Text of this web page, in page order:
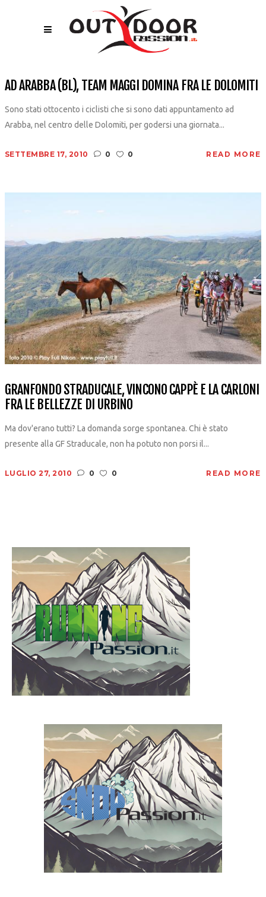
AD ARABBA (BL), TEAM MAGGI DOMINA FRA LE DOLOMITI
Sono stati ottocento i ciclisti che si sono dati appuntamento ad
Arabba, nel centro delle Dolomiti, per godersi una giornata...
SETTEMBRE 17, 2010 0 0 READ MORE
GRANFONDO STRADUCALE, VINCONO CAPPÈ E LA CARLONI
FRA LE BELLEZZE DI URBINO
Ma dov'erano tutti? La domanda sorge spontanea. Chi è stato
presente alla GF Straducale, non ha potuto non porsi il...
LUGLIO 27, 2010 0 0 READ MORE